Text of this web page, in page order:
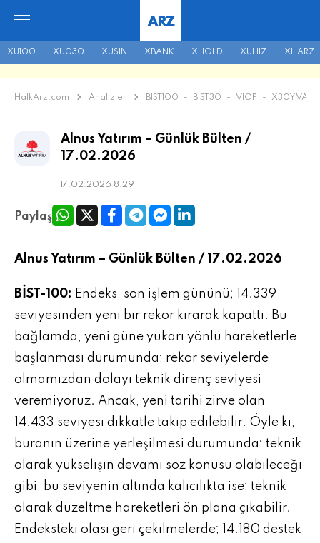
XU100 XU030 XUSIN XBANK XHOLD XUHIZ XHARZ
ARZ
HalkArz.com Analizler BIST100 - BIST30 - VIOP - X30YVADE
Alnus Yatırım – Günlük Bülten /
17.02.2026
17.02.2026 8:29
Paylaş
Alnus Yatırım – Günlük Bülten / 17.02.2026
BİST-100: Endeks, son işlem gününü; 14.339
seviyesinden yeni bir rekor kırarak kapattı. Bu
bağlamda, yeni güne yukarı yönlü hareketlerle
başlanması durumunda; rekor seviyelerde
olmamızdan dolayı teknik direnç seviyesi
veremiyoruz. Ancak, yeni tarihi zirve olan
14.433 seviyesi dikkatle takip edilebilir. Öyle ki,
buranın üzerine yerleşilmesi durumunda; teknik
olarak yükselişin devamı söz konusu olabileceği
gibi, bu seviyenin altında kalıcılıkta ise; teknik
olarak düzeltme hareketleri ön plana çıkabilir.
Endeksteki olası geri çekilmelerde; 14.180 destek